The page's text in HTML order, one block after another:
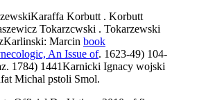
Korbutt . Korbutt
Tokarzcwski . Tokarzewski
Marcin book
An Issue of. 1623-49) 104-
1784) 1441Karnicki Ignacy wojski
Michal pstoli Smol.